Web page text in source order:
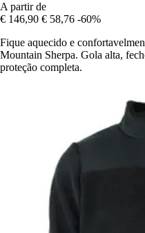
A partir de
€ 146,90 € 58,76 -60%
Fique aquecido e
Mountain Sherpa. Gola alta,
proteção completa.